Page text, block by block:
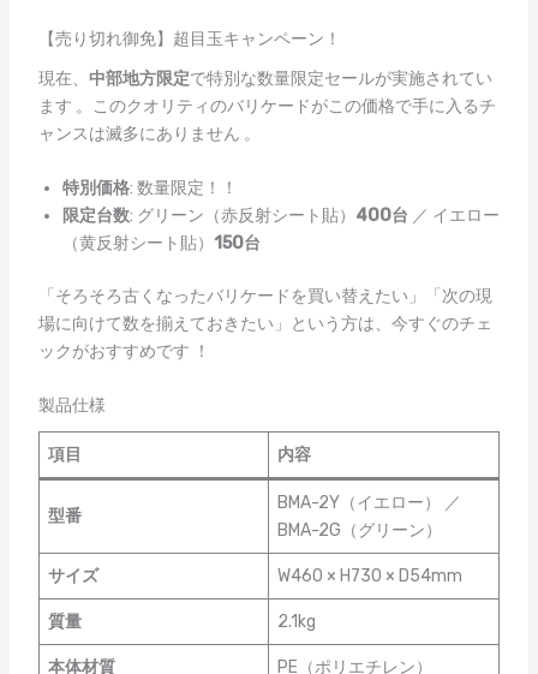
【売り切れ御免】超目玉キャンペーン！
現在、 中部地方限定で特別な数量限定セールが実施されてい
ます 。このクオリティのバリケードがこの価格で手に入るチ
ャンスは滅多にありません 。
特別価格: 数量限定！！
限定台数: グリーン（赤反射シート貼） 400台 ／ イエロー
（黄反射シート貼） 150台
「そろそろ古くなったバリケードを買い替えたい」「次の現
場に向けて数を揃えておきたい」という方は、今すぐのチェ
ックがおすすめです ！
製品仕様
項目 内容
型番
BMA-2Y（イエロー） ／
BMA-2G（グリーン）
サイズ W460 × H730 × D54mm
質量 2.1kg
本体材質 PE（ポリエチレン）